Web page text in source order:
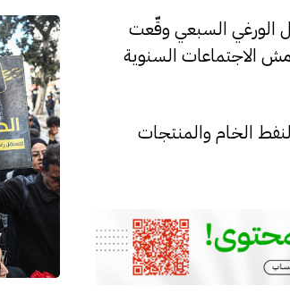
الورغي السبعي وقّعت
الاجتماعات السنوية
الخام والمنتجات